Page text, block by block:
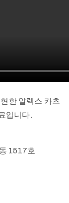
한 알렉스 카츠
입니다.
1517호